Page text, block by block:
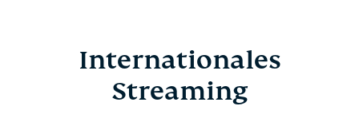
Internationales
Streaming